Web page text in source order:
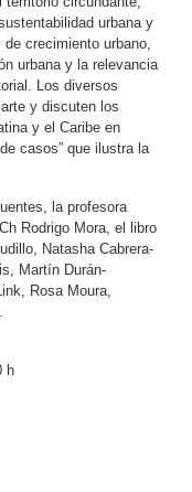
urbana y
crecimiento urbano,
urbana y la relevancia
Los diversos
y discuten los
y el Caribe en
casos” que ilustra la
la profesora
Rodrigo Mora, el libro
Natasha Cabrera-
Martín Durán-
Rosa Moura,
h